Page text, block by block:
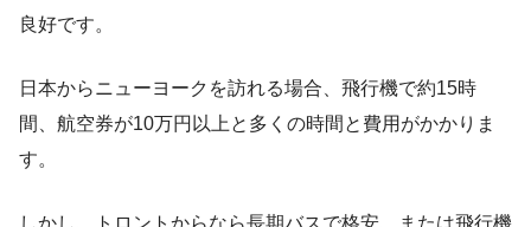
良好です。
日本からニューヨークを訪れる場合、飛行機で約15時
間、航空券が10万円以上と多くの時間と費用がかかりま
す。
しかし、トロントからなら長期バスで格安、または飛行機